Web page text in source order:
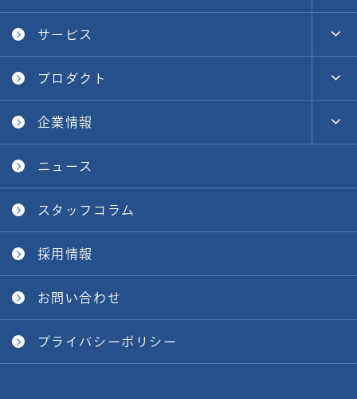
サービス
プロダクト
企業情報
ニュース
スタッフコラム
採用情報
お問い合わせ
プライバシーポリシー